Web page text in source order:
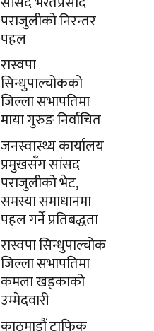
पराजुलीको निरन्तर
पहल
रास्वपा
सिन्धुपाल्चोकको
जिल्ला सभापतिमा
माया गुरुङ निर्वाचित
जनस्वास्थ्य कार्यालय
प्रमुखसँग सांसद
पराजुलीको भेट,
समस्या समाधानमा
पहल गर्ने प्रतिबद्धता
रास्वपा सिन्धुपाल्चोक
जिल्ला सभापतिमा
कमला खड्काको
उम्मेदवारी